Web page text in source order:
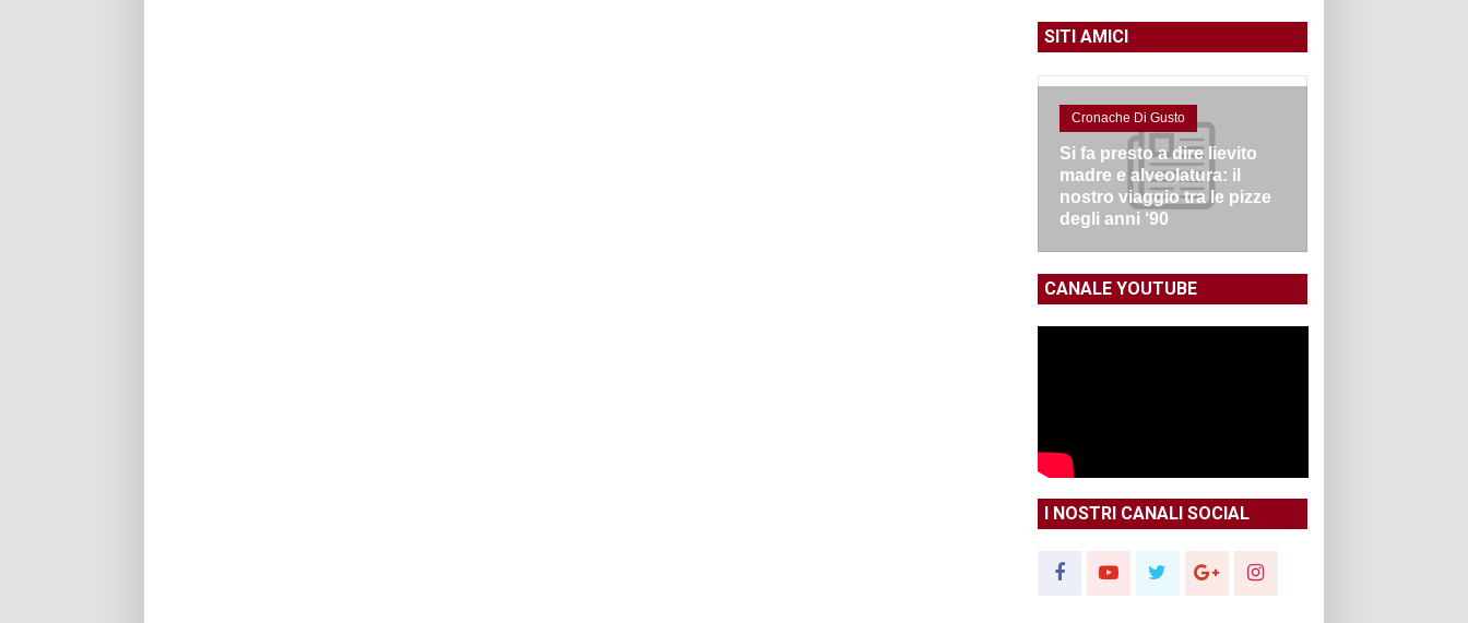
SITI AMICI
Cronache Di Gusto
Si fa presto a dire lievito
madre e alveolatura: il
nostro viaggio tra le pizze
degli anni ‘90
CANALE YOUTUBE
I NOSTRI CANALI SOCIAL